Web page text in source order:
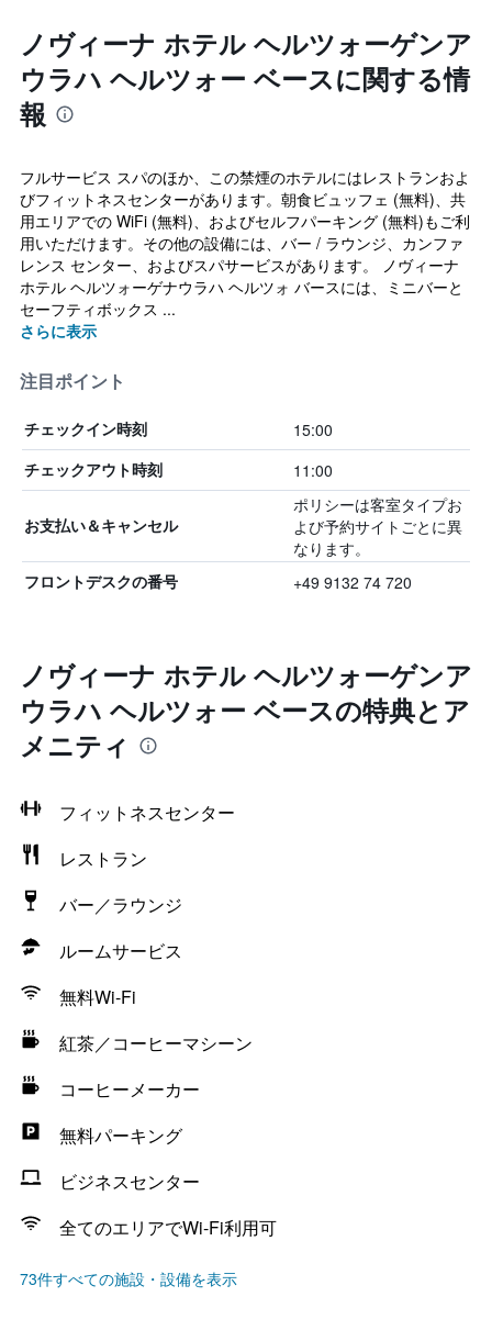
ノヴィーナ ホテル ヘルツォーゲンア
ウラハ ヘルツォー ベースに関する情
報
フルサービス スパのほか、この禁煙のホテルにはレストランおよ
びフィットネスセンターがあります。朝食ビュッフェ (無料)、共
用エリアでの WiFi (無料)、およびセルフパーキング (無料)もご利
用いただけます。その他の設備には、バー / ラウンジ、カンファ
レンス センター、およびスパサービスがあります。 ノヴィーナ
ホテル ヘルツォーゲナウラハ ヘルツォ バースには、ミニバーと
セーフティボックス ...
さらに表示
注目ポイント
チェックイン時刻 15:00
チェックアウト時刻 11:00
お支払い＆キャンセル
ポリシーは客室タイプお
よび予約サイトごとに異
なります。
フロントデスクの番号 +49 9132 74 720
ノヴィーナ ホテル ヘルツォーゲンア
ウラハ ヘルツォー ベースの特典とア
メニティ
フィットネスセンター
レストラン
バー／ラウンジ
ルームサービス
無料Wi-Fi
紅茶／コーヒーマシーン
コーヒーメーカー
無料パーキング
ビジネスセンター
全てのエリアでWi-Fi利用可
73件すべての施設・設備を表示